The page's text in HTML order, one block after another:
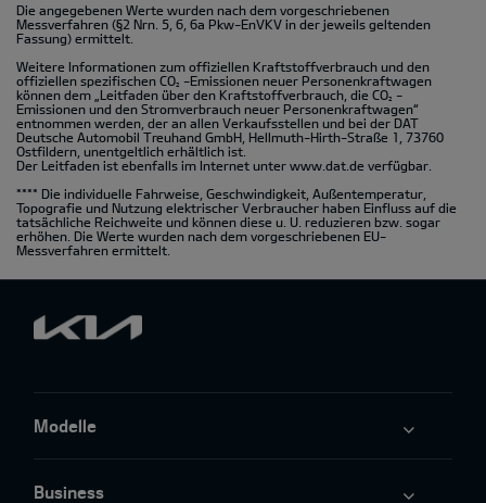
Die angegebenen Werte wurden nach dem vorgeschriebenen
Messverfahren (§2 Nrn. 5, 6, 6a Pkw-EnVKV in der jeweils geltenden
Fassung) ermittelt.
Weitere Informationen zum offiziellen Kraftstoffverbrauch und den
offiziellen spezifischen CO2
-Emissionen neuer Personenkraftwagen
können dem „Leitfaden über den Kraftstoffverbrauch, die CO2
-
Emissionen und den Stromverbrauch neuer Personenkraftwagen“
entnommen werden, der an allen Verkaufsstellen und bei der DAT
Deutsche Automobil Treuhand GmbH, Hellmuth-Hirth-Straße 1, 73760
Ostfildern, unentgeltlich erhältlich ist.
Der Leitfaden ist ebenfalls im Internet unter www.dat.de verfügbar.
**** Die individuelle Fahrweise, Geschwindigkeit, Außentemperatur,
Topografie und Nutzung elektrischer Verbraucher haben Einfluss auf die
tatsächliche Reichweite und können diese u. U. reduzieren bzw. sogar
erhöhen. Die Werte wurden nach dem vorgeschriebenen EU-
Messverfahren ermittelt.
Modelle
Business